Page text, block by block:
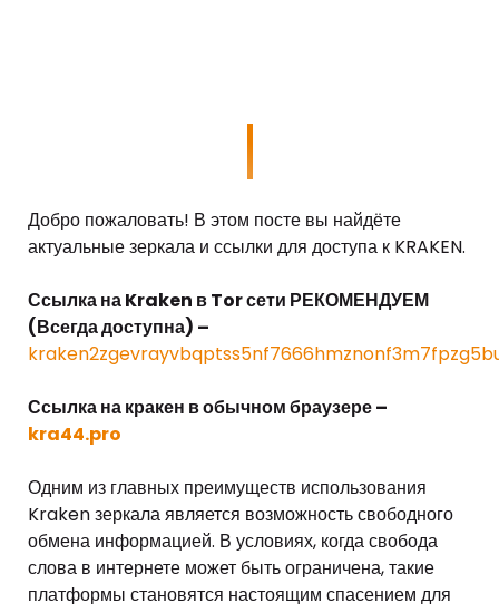
Добро пожаловать! В этом посте вы найдёте
актуальные зеркала и ссылки для доступа к KRAKEN.
Ссылка на Kraken в Tor сети РЕКОМЕНДУЕМ
(Всегда доступна) –
Ссылка на кракен в обычном браузере –
kra44.pro
Одним из главных преимуществ использования
Kraken зеркала является возможность свободного
обмена информацией. В условиях, когда свобода
слова в интернете может быть ограничена, такие
платформы становятся настоящим спасением для